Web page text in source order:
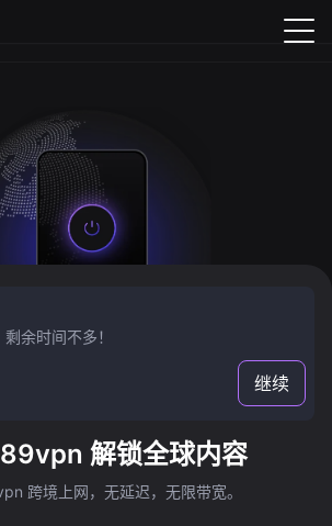
余时间不多！
继续
解锁全球内容
跨境上网，无延迟，无限带宽。